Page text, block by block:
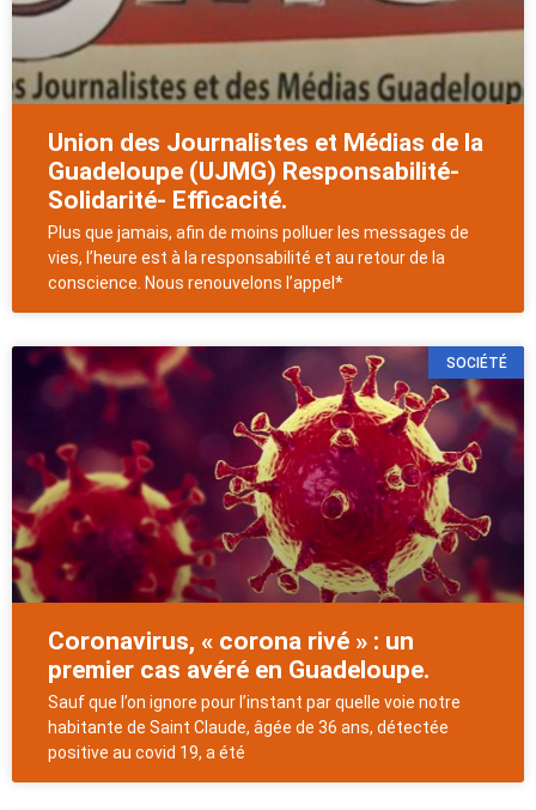
Union des Journalistes et Médias de la
Guadeloupe (UJMG) Responsabilité-
Solidarité- Efficacité.
Plus que jamais, afin de moins polluer les messages de
vies, l’heure est à la responsabilité et au retour de la
conscience. Nous renouvelons l’appel*
SOCIÉTÉ
Coronavirus, « corona rivé » : un
premier cas avéré en Guadeloupe.
Sauf que l’on ignore pour l’instant par quelle voie notre
habitante de Saint Claude, âgée de 36 ans, détectée
positive au covid 19, a été